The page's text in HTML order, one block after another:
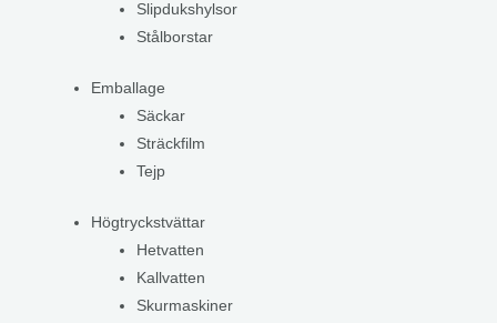
Slipdukshylsor
Stålborstar
Emballage
Säckar
Sträckfilm
Tejp
Högtryckstvättar
Hetvatten
Kallvatten
Skurmaskiner